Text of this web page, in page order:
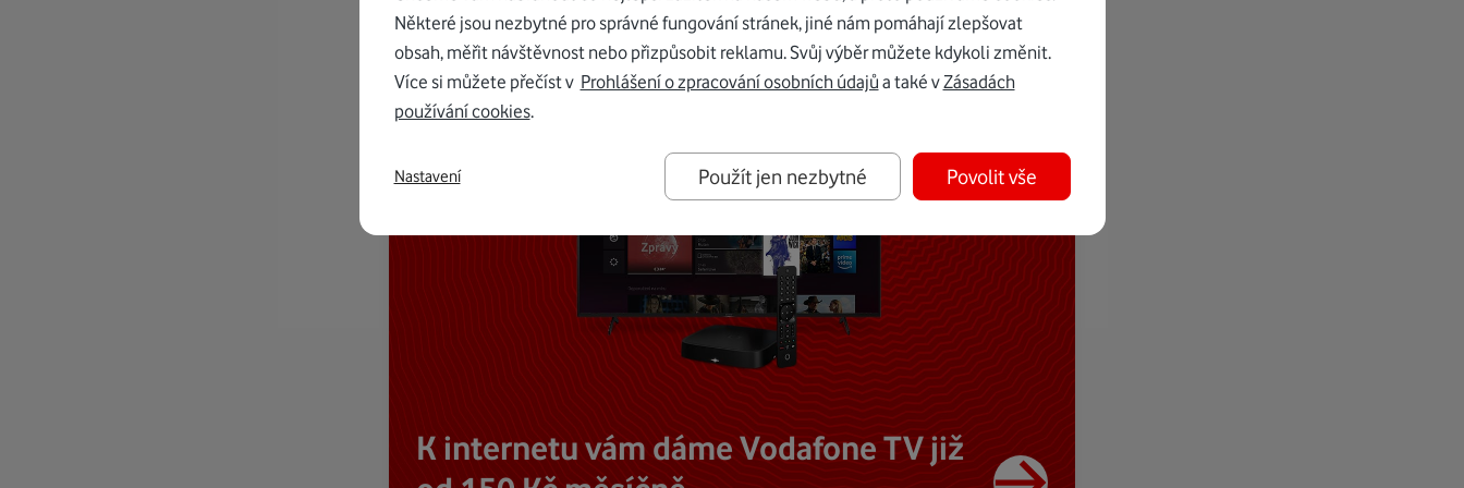
K internetu vám dáme Vodafone TV již
Některé jsou nezbytné pro správné fungování stránek, jiné nám pomáhají zlepšovat
obsah, měřit návštěvnost nebo přizpůsobit reklamu. Svůj výběr můžete kdykoli změnit.
Více si můžete přečíst v Prohlášení o zpracování osobních údajů a také vZásadách
používání cookies.
Použít jen nezbytné Povolit vše
Nastavení